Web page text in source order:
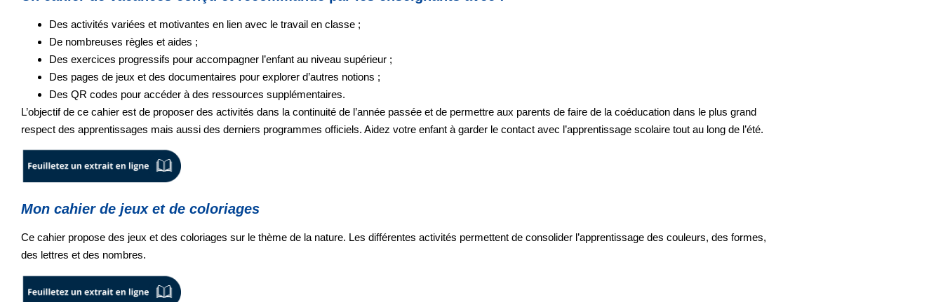
Des activités variées et motivantes en lien avec le travail en classe ;
De nombreuses règles et aides ;
Des exercices progressifs pour accompagner l’enfant au niveau supérieur ;
Des pages de jeux et des documentaires pour explorer d’autres notions ;
Des QR codes pour accéder à des ressources supplémentaires.
L’objectif de ce cahier est de proposer des activités dans la continuité de l’année passée et de permettre aux parents de faire de la coéducation dans le plus grand
respect des apprentissages mais aussi des derniers programmes officiels. Aidez votre enfant à garder le contact avec l’apprentissage scolaire tout au long de l’été.
Mon cahier de jeux et de coloriages
Ce cahier propose des jeux et des coloriages sur le thème de la nature. Les différentes activités permettent de consolider l’apprentissage des couleurs, des formes,
des lettres et des nombres.